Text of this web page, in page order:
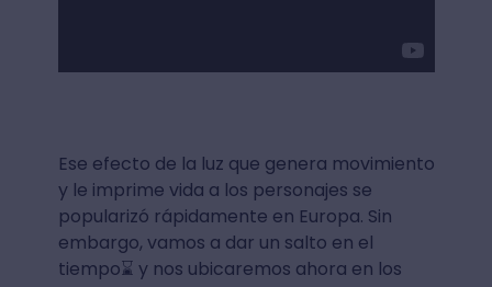
Ese efecto de la luz que genera movimiento
y le imprime vida a los personajes se
popularizó rápidamente en Europa. Sin
embargo, vamos a dar un salto en el
tiempo⌛ y nos ubicaremos ahora en los